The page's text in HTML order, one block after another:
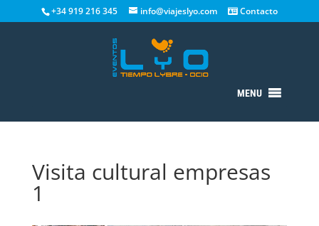
+34 919 216 345 info@viajeslyo.com Contacto
MENU
Visita cultural empresas
1